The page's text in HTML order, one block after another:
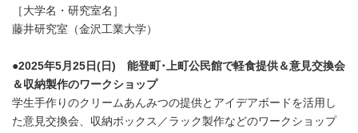
［大学名・研究室名］
藤井研究室（金沢工業大学）
●2025年5月25日(日) 能登町･上町公民館で軽食提供＆意見交換会
＆収納製作のワークショップ
学生手作りのクリームあんみつの提供とアイデアボードを活用し
た意見交換会、収納ボックス／ラック製作などのワークショップ